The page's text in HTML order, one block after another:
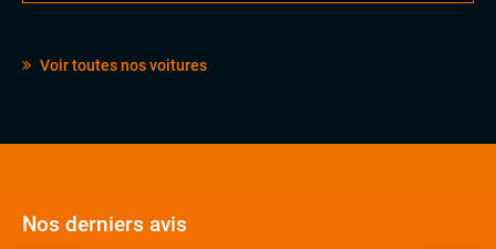
Voir toutes nos voitures
Nos derniers avis